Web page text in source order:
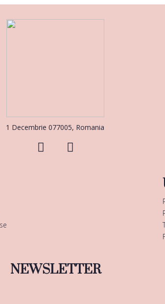
1 Decembrie 077005, Romania
NEWSLETTER